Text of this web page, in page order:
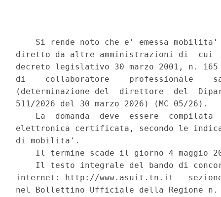
Si rende noto che e' emessa
diretto da altre amministrazioni di
decreto legislativo 30 marzo 2001, n.
di    collaboratore    professionale
(determinazione del  direttore  del
511/2026 del 30 marzo 2026) (MC 05/26).
La  domanda  deve  essere  compilata
elettronica certificata, secondo le
di mobilita'.
Il termine scade il giorno 4 maggio
Il testo integrale del bando di
internet: http://www.asuit.tn.it -
nel Bollettino Ufficiale della Regione